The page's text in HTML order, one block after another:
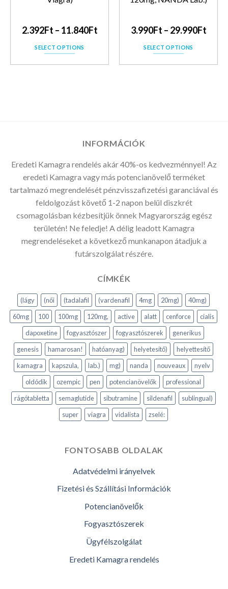
2.392Ft – 11.840Ft
SELECT OPTIONS
3.990Ft – 29.990Ft
SELECT OPTIONS
INFORMÁCIÓK
Eredeti Kamagra rendelés akár 40%-os kedvezménnyel! Az
eredeti Kamagra vagy más potencianövelő terméket
tartalmazó megrendelését pénzvisszafizetési garanciával és
feldolgozást követő 1-2 napon belül diszkrét
csomagolásban kézbesítjük önnek Magyarország egész
területén! Ne feledje! A délig leadott Kamagra
megrendeléseket a következő munkanapon átadjuk a
futárszolgálat részére.
CÍMKÉK
(lágy (női (tadalafil (vardenafil 4mg 20mg)
40mg)
60mg
100 100mg 120mg, active alatt cenforce
cialis
dapoxetine
fogyasztószer fogyasztószerek
generikus
genesis
hamarosan! hatóanyag) helyetesitő)
helyettesítő
kamagra
kapszula, lab.) mg) nanda nouveaux
nyelv
oldódik
ozempic pen potencianövelők
professional
rágótabletta
semaglutide sibutramine sildenafil
sublingual)
super
viagra vidalista zselé:
FONTOSABB OLDALAK
Adatvédelmi irányelvek
Fizetési és Szállítási Információk
Potencianövelők
Fogyasztószerek
Ügyfélszolgálat
Eredeti Kamagra rendelés